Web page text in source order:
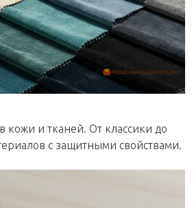
кожи и тканей. От классики до
с защитными свойствами.